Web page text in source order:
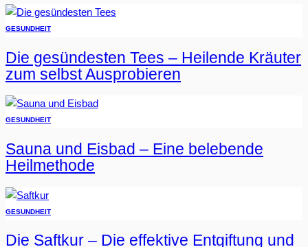
GESUNDHEIT
Die gesündesten Tees – Heilende Kräuter
zum selbst Ausprobieren
GESUNDHEIT
Sauna und Eisbad – Eine belebende
Heilmethode
GESUNDHEIT
Die Saftkur – Die effektive Entgiftung und